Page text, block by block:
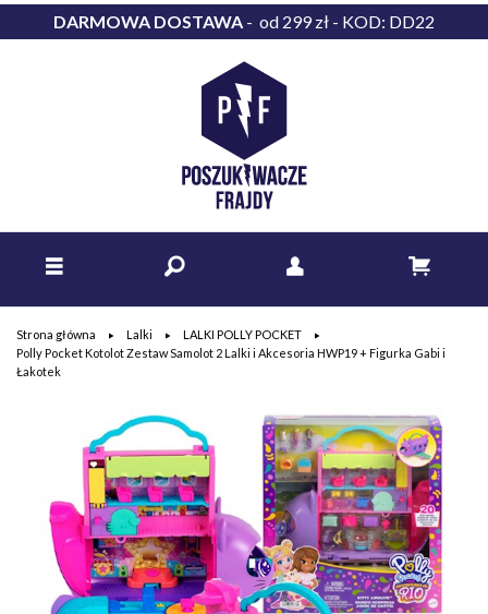
DARMOWA DOSTAWA - od 299 zł - KOD: DD22
Strona główna Lalki
LALKI POLLY POCKET
Polly Pocket Kotolot Zestaw Samolot 2 Lalki i Akcesoria HWP19 + Figurka Gabi i
Łakotek